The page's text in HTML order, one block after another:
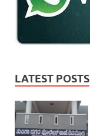
LATEST POSTS